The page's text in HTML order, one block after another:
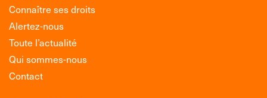
Connaître ses droits
Alertez-nous
Toute l’actualité
Qui sommes-nous
Contact